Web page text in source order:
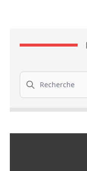
Recherche